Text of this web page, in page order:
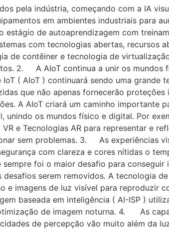
pela indústria, começando com a IA
em ambientes industriais para
estágio de autoaprendizagem com
com tecnologias abertas,
de contêiner e tecnologia de
2. A AIoT continua a unir os mundos
( AIoT ) continuará sendo uma
que não apenas fornecerão
A AIoT criará um caminho importante
unindo os mundos físico e digital. Por
e Tecnologias AR para representar e
sem problemas. 3. As experiências
com clareza e cores nítidas o
foi o maior desafio para
serem removidos. A tecnologia
e imagens de luz visível para reproduzir
baseada em inteligência ( AI-ISP )
de imagem noturna. 4. As
de percepção vão muito além da